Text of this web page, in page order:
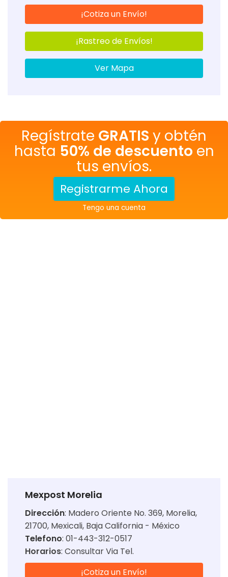
¡Cotiza un Envío!
¡Rastreo de Envíos!
Ver Mapa
Regístrate GRATIS y obtén
hasta 50% de descuento en
tus envíos.
Registrarme Ahora
Tengo una cuenta
Mexpost Morelia
Dirección: Madero Oriente No. 369, Morelia,
21700, Mexicali, Baja California - México
Telefono: 01-443-312-0517
Horarios: Consultar Via Tel.
¡Cotiza un Envío!